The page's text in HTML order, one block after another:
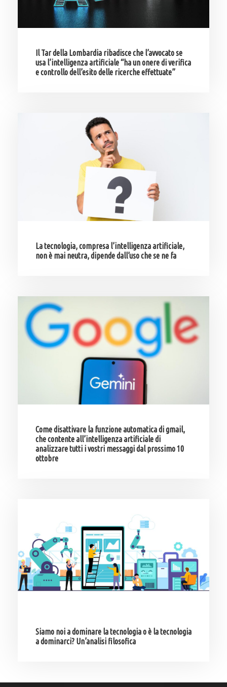
Il Tar della Lombardia ribadisce che l’avvocato se
usa l’intelligenza artificiale “ha un onere di verifica
e controllo dell’esito delle ricerche effettuate”
La tecnologia, compresa l’intelligenza artificiale,
non è mai neutra, dipende dall’uso che se ne fa
Come disattivare la funzione automatica di gmail,
che contente all’intelligenza artificiale di
analizzare tutti i vostri messaggi dal prossimo 10
ottobre
Siamo noi a dominare la tecnologia o è la tecnologia
a dominarci? Un’analisi filosofica